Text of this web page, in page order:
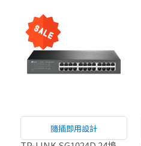
隨插即用設計